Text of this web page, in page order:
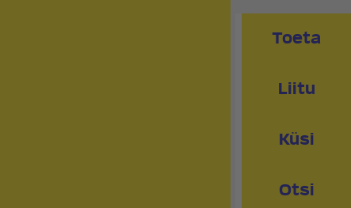
Toeta
Liitu
Küsi
Otsi